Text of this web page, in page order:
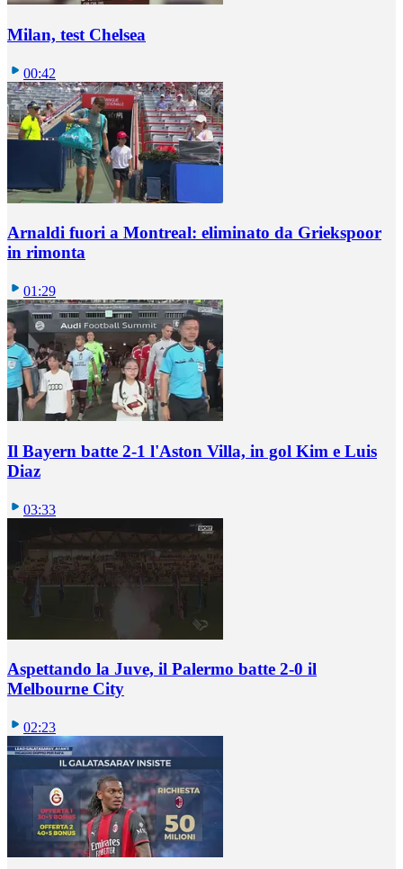
Milan, test Chelsea
00:42
Arnaldi fuori a Montreal: eliminato da Griekspoor
in rimonta
01:29
Il Bayern batte 2-1 l'Aston Villa, in gol Kim e Luis
Diaz
03:33
Aspettando la Juve, il Palermo batte 2-0 il
Melbourne City
02:23